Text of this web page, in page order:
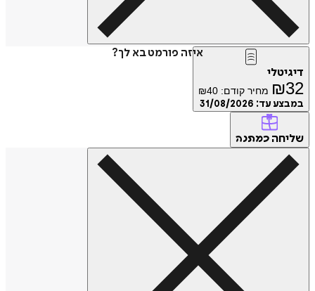
איזה פורמט בא לך?
דיגיטלי
₪32 מחיר קודם: ₪40
במבצע עד: 31/08/2026
שליחה כמתנה